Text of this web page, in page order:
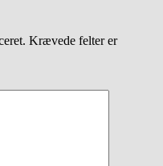
Krævede felter er